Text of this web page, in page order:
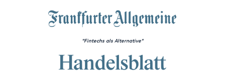
"Fintechs als Alternative"